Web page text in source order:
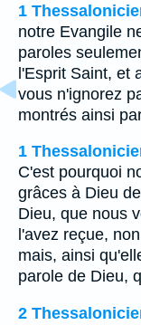
1
notre Evangile
paroles
l'Esprit Saint, et
vous n'ignorez
montrés ainsi
1
C'est pourquoi
grâces à Dieu
Dieu, que nous
l'avez reçue,
mais, ainsi
parole de Dieu,
2